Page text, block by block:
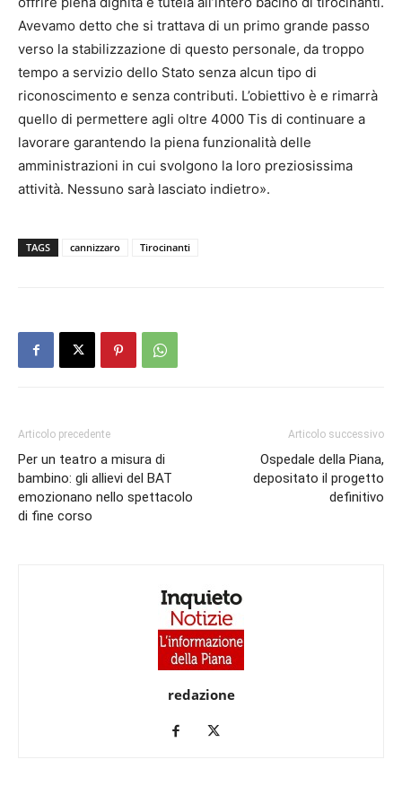
Avevamo detto che si trattava di un primo grande passo
verso la stabilizzazione di questo personale, da troppo
tempo a servizio dello Stato senza alcun tipo di
riconoscimento e senza contributi. L’obiettivo è e rimarrà
quello di permettere agli oltre 4000 Tis di continuare a
lavorare garantendo la piena funzionalità delle
amministrazioni in cui svolgono la loro preziosissima
attività. Nessuno sarà lasciato indietro».
TAGS cannizzaro Tirocinanti
Articolo precedente
Per un teatro a misura di
bambino: gli allievi del BAT
emozionano nello spettacolo
di fine corso
Articolo successivo
Ospedale della Piana,
depositato il progetto
definitivo
redazione